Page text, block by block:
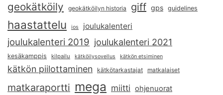
geokätköily geokätköilyn historia giff gps guidelines
haastattelu ios joulukalenteri
joulukalenteri 2019 joulukalenteri 2021
kesäkamppis kilpailu kätköilysovellus kätkön etsiminen
kätkön piilottaminen kätkötarkastajat matkalaiset
matkaraportti mega miitti ohjenuorat